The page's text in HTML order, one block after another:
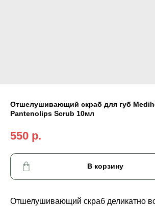
Отшелушивающий скраб для губ
Pantenolips Scrub 10мл
550 р.
В корзину
Отшелушивающий скраб деликатно